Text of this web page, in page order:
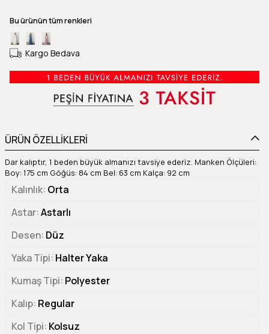
Bu ürünün tüm renkleri
Kargo Bedava
ÜRÜN ÖZELLİKLERİ
Dar kalıptır, 1 beden büyük almanızı tavsiye ederiz. Manken Ölçüleri:
Boy: 175 cm Göğüs: 84 cm Bel: 63 cm Kalça: 92 cm
Kalınlık Orta
Astar Astarlı
Desen Düz
Yaka Tipi Halter Yaka
Kumaş Tipi Polyester
Kalıp Regular
Kol Tipi Kolsuz